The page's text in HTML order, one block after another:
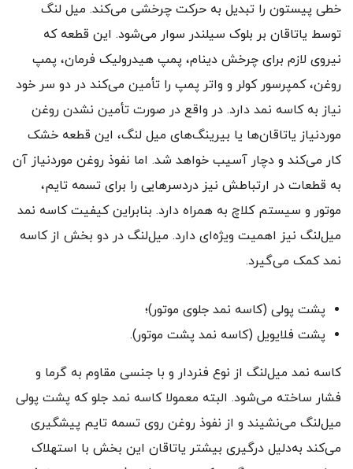
خطی پیستون را تبدیل به حرکت چرخشی می‌کند. میل لنگ
توسط یاتاقان بر بلوک سیلندر سوار می‌شود. این قطعه که
نیروی لازم برای چرخش دینام، پمپ هیدرولیک فرمان، پمپ
روغن، کمپرسور کولر و واتر پمپ را تأمین می‌کند در دو سر خود
نیاز به کاسه نمد دارد. در واقع در صورت تأمین نشدن روغن
موردنیاز یاتاقان‌ها یا بیرینگ‌های میل لنگ، این قطعه خشک
کار می‌کند و دچار آسیب خواهد شد. اما نفوذ روغن موردنیاز آن
به قطعات در ارتباطش نیز دردسرهایی را برای تسمه تایم،
موتور و سیستم کلاچ به همراه دارد. بنابراین کیفیت کاسه نمد
میل‌لنگ نیز اهمیت ویژه‌ای دارد. میل‌لنگ در دو بخش از کاسه
نمد کمک می‌گیرد.
پشت پولی (کاسه نمد جلوی موتور)؛
پشت فلایویل (کاسه نمد پشت موتور).
کاسه نمد میل‌لنگ از نوع فنردار و با جنسی مقاوم به گرما و
فشار ساخته می‌شود. البته معمولا کاسه نمد جلو که پشت پولی
میل‌لنگ می‌نشیند و از نفوذ روغن روی تسمه تایم پیشگیری
می‌کند به‌دلیل درگیری بیشتر یاتاقان این بخش با استهلاک